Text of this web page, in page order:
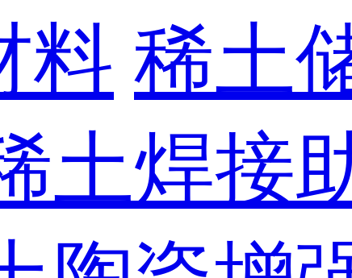
料 稀土
土焊接